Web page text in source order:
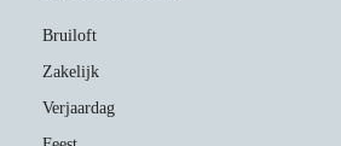
Bruiloft
Zakelijk
Verjaardag